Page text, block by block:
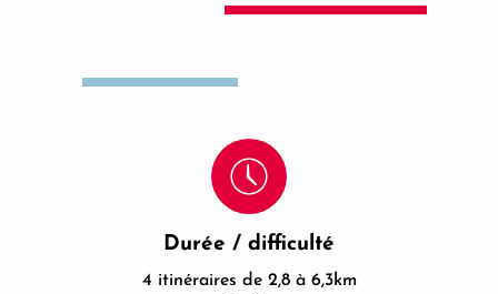
Durée / difficulté
4 itinéraires de 2,8 à 6,3km